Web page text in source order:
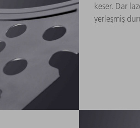
keser. Dar
yerleşmiş